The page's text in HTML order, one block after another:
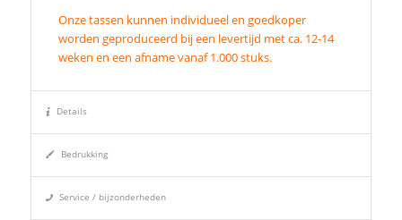
Onze tassen kunnen individueel en goedkoper
worden geproduceerd bij een levertijd met ca. 12-14
weken en een afname vanaf 1.000 stuks.
Details
Bedrukking
Service / bijzonderheden